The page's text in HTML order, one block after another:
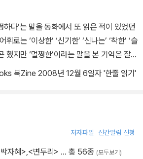
하다’는 말을 동화에서 또 읽은 적이 있었던
로는 ‘이상한’ ‘신기한’ ‘신나는’ ‘착한’ ‘슬
했지만 ‘멀쩡한’이라는 말을 본 기억은 잘
. 그렇게 보면 요즘 부쩍 동화에서 ‘신기
놀라움의 표현이 아니다. 지금 한국 사회에
의 질주에 대한 부정적 예감을 강하게 드
북Zine 2008년 12월 6일자 '한줄 읽기'
저자파일 신간알림 신청
자혜> <변두리> … 총 56종 (모두보기)